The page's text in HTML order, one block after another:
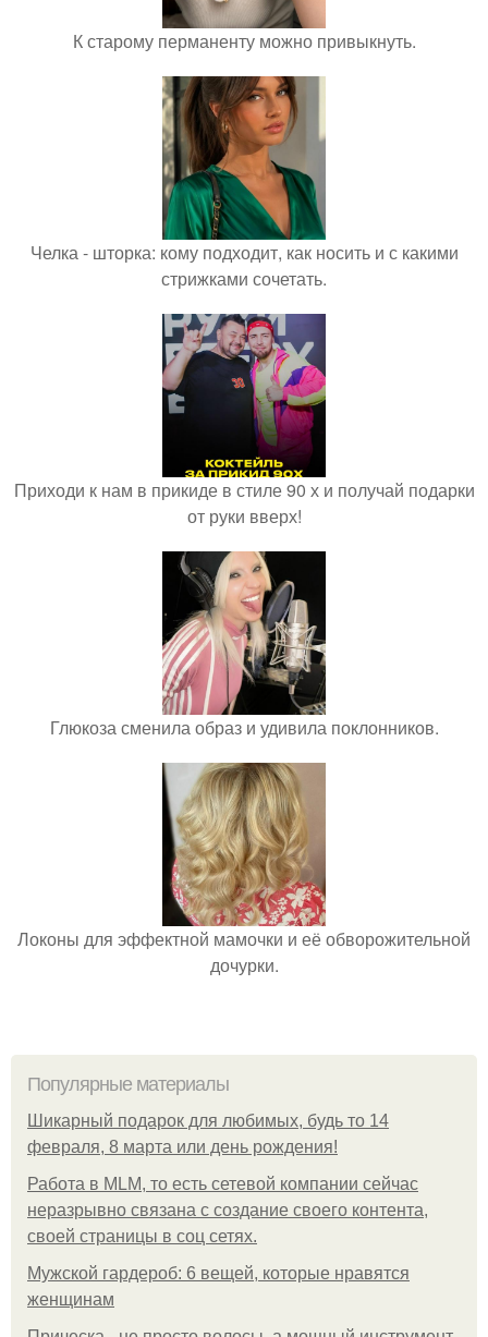
К старому перманенту можно привыкнуть.
Челка - шторка: кому подходит, как носить и с какими
стрижками сочетать.
Приходи к нам в прикиде в стиле 90 х и получай подарки
от руки вверх!
Глюкоза сменила образ и удивила поклонников.
Локоны для эффектной мамочки и её обворожительной
дочурки.
Популярные материалы
Шикарный подарок для любимых, будь то 14
февраля, 8 марта или день рождения!
Работа в MLM, то есть сетевой компании сейчас
неразрывно связана с создание своего контента,
своей страницы в соц сетях.
Мужской гардероб: 6 вещей, которые нравятся
женщинам